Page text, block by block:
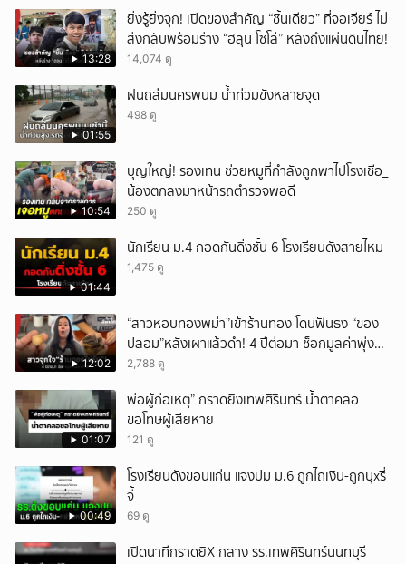
13:28
ยิ่งรู้ยิ่งจุก! เปิดของสำคัญ “ชิ้นเดียว” ที่จอเจียร์ ไม่
ส่งกลับพร้อมร่าง “ฮลุน โซโล่” หลังถึงแผ่นดินไทย!
14,074 ดู
01:55
ฝนถล่มนครพนม น้ำท่วมขังหลายจุด
498 ดู
10:54
บุญใหญ่! รองเทน ช่วยหมูที่กำลังถูกพาไปโรงเชือ_
น้องตกลงมาหน้ารถตำรวจพอดี
250 ดู
01:44
นักเรียน ม.4 กอดกันดิ่งชั้น 6 โรงเรียนดังสายไหม
1,475 ดู
12:02
“สาวหอบทองพม่า”เข้าร้านทอง โดนฟันธง “ของ
ปลอม”หลังเผาแล้วดำ! 4 ปีต่อมา ช็อกมูลค่าพุ่ง
มหาศาล!
2,788 ดู
01:07
พ่อผู้ก่อเหตุ” กราดยิงเทพศิรินทร์ น้ำตาคลอ
ขอโทษผู้เสียหาย
121 ดู
00:49
โรงเรียนดังขอนแก่น แจงปม ม.6 ถูกไถเงิน-ถูกบุxรี่
จี้
69 ดู
เปิดนาทีกราดยิX กลาง รร.เทพศิรินทร์นนทบุรี